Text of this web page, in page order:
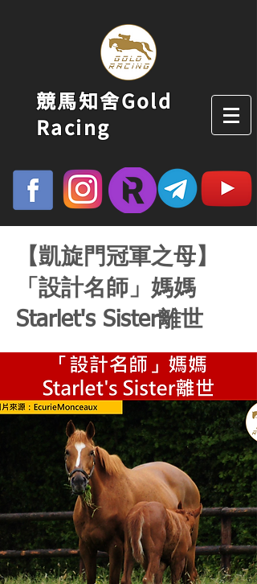
競馬知舍Gold
Racing
【凱旋門冠軍之母】
「設計名師」媽媽
Starlet's Sister離世